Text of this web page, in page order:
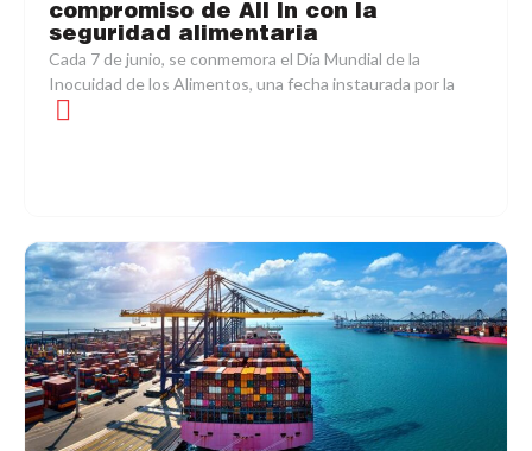
compromiso de All In con la
seguridad alimentaria
Cada 7 de junio, se conmemora el Día Mundial de la
Inocuidad de los Alimentos, una fecha instaurada por la